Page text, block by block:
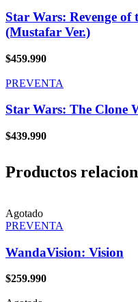
Star Wars: Revenge
(Mustafar Ver.)
$459.990
PREVENTA
Star Wars: The Clone
$439.990
Productos
Agotado
PREVENTA
WandaVision: Vision
$259.990